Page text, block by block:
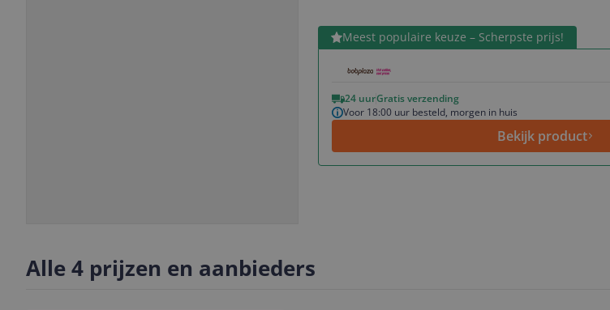
Er zijn geen artikelen gevonden.
Meest populaire keuze – Scherpste prijs!
24 uurGratis verzending
Voor 18:00 uur besteld, morgen in huis
Bekijk product
Bekijk product
Alle 4 prijzen en aanbieders